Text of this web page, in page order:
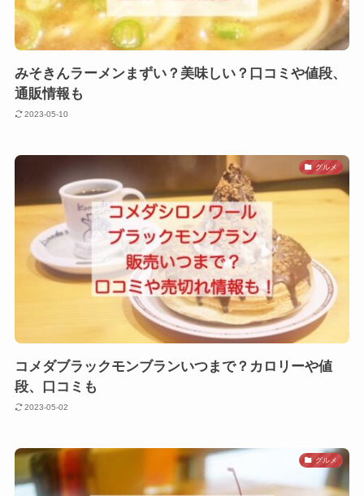
みそきんラーメンまずい？美味しい？口コミや値段、
通販情報も
2023-05-10
グルメ
コメダブラックモンブランいつまで？カロリーや値
段、口コミも
2023-05-02
グルメ